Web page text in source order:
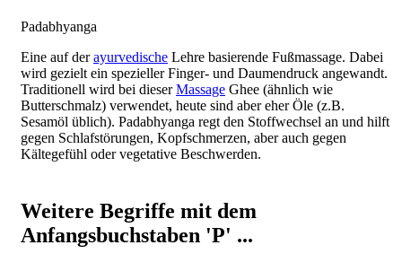
Padabhyanga
Eine auf derayurvedische Lehre basierende Fußmassage. Dabei
wird gezielt ein spezieller Finger- und Daumendruck angewandt.
Traditionell wird bei dieserMassage Ghee (ähnlich wie
Butterschmalz) verwendet, heute sind aber eher Öle (z.B.
Sesamöl üblich). Padabhyanga regt den Stoffwechsel an und hilft
gegen Schlafstörungen, Kopfschmerzen, aber auch gegen
Kältegefühl oder vegetative Beschwerden.
Weitere Begriffe mit dem
Anfangsbuchstaben 'P' ...